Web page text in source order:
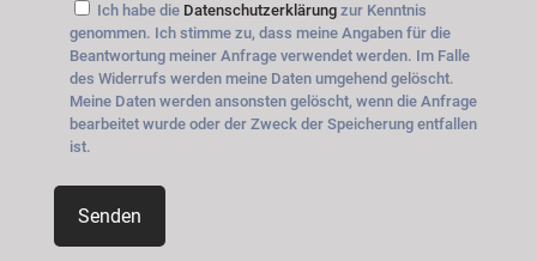
Ich habe die Datenschutzerklärung zur Kenntnis
genommen. Ich stimme zu, dass meine Angaben für die
Beantwortung meiner Anfrage verwendet werden. Im Falle
des Widerrufs werden meine Daten umgehend gelöscht.
Meine Daten werden ansonsten gelöscht, wenn die Anfrage
bearbeitet wurde oder der Zweck der Speicherung entfallen
ist.